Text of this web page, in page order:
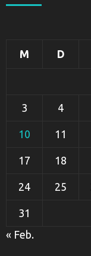
M D
3 4
10 11
17 18
24 25
31
« Feb.